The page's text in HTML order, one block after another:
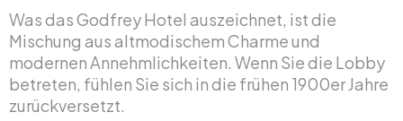
Was das Godfrey Hotel auszeichnet, ist die
Mischung aus altmodischem Charme und
modernen Annehmlichkeiten. Wenn Sie die Lobby
betreten, fühlen Sie sich in die frühen 1900er Jahre
zurückversetzt.